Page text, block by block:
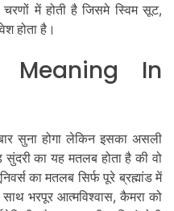
चरणों में होती है जिसमे स्विम सूट,
होता है।
Meaning In
सुना होगा लेकिन इसका असली
का यह मतलब होता है की वो
का मतलब सिर्फ पूरे ब्रह्मांड में
भरपूर आत्मविश्वास, कैमरा को